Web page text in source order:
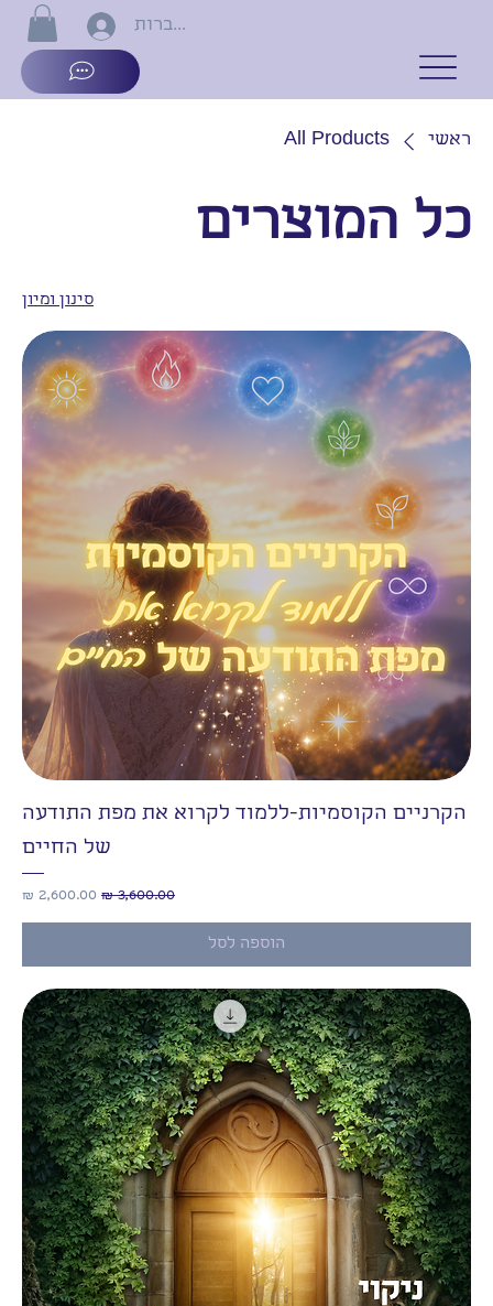
התחברות
ראשי All Products
כל המוצרים
סינון ומיון
הקרניים הקוסמיות-ללמוד לקרוא את מפת התודעה
של החיים
מחיר רגיל מחיר מבצע
הוספה לסל